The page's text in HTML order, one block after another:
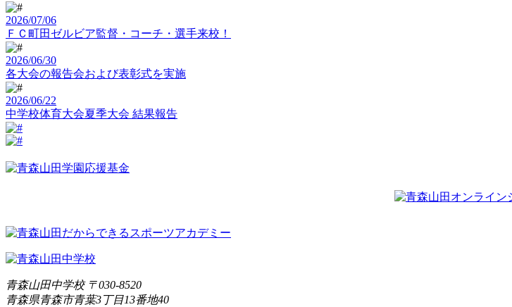
2026/07/06
ＦＣ町田ゼルビア監督・コーチ・選手来校！
2026/06/30
各大会の報告会および表彰式を実施
2026/06/22
中学校体育大会夏季大会 結果報告
青森山田中学校〒030-8520
青森県青森市青葉3丁目13番地40